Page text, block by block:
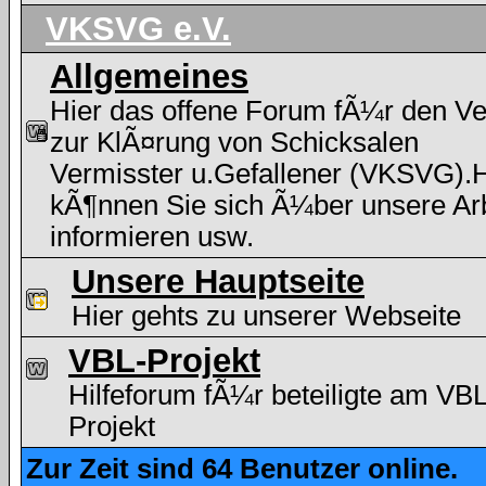
VKSVG e.V.
Allgemeines
Hier das offene Forum fÃ¼r den
zur KlÃ¤rung von Schicksalen
Vermisster u.Gefallener
kÃ¶nnen Sie sich Ã¼ber unsere
informieren usw.
Unsere Hauptseite
Hier gehts zu unserer Webseite
VBL-Projekt
Hilfeforum fÃ¼r beteiligte am
Projekt
Zur Zeit sind 64 Benutzer online.